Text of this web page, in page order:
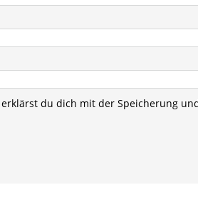
du dich mit der Speicherung